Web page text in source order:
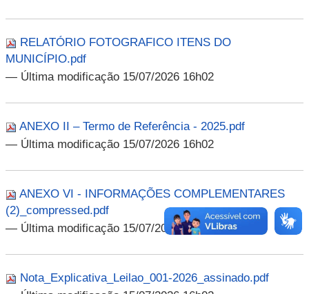
RELATÓRIO FOTOGRAFICO ITENS DO
MUNICÍPIO.pdf
— Última modificação 15/07/2026 16h02
ANEXO II – Termo de Referência - 2025.pdf
— Última modificação 15/07/2026 16h02
ANEXO VI - INFORMAÇÕES COMPLEMENTARES
(2)_compressed.pdf
— Última modificação 15/07/2026 16h02
Nota_Explicativa_Leilao_001-2026_assinado.pdf